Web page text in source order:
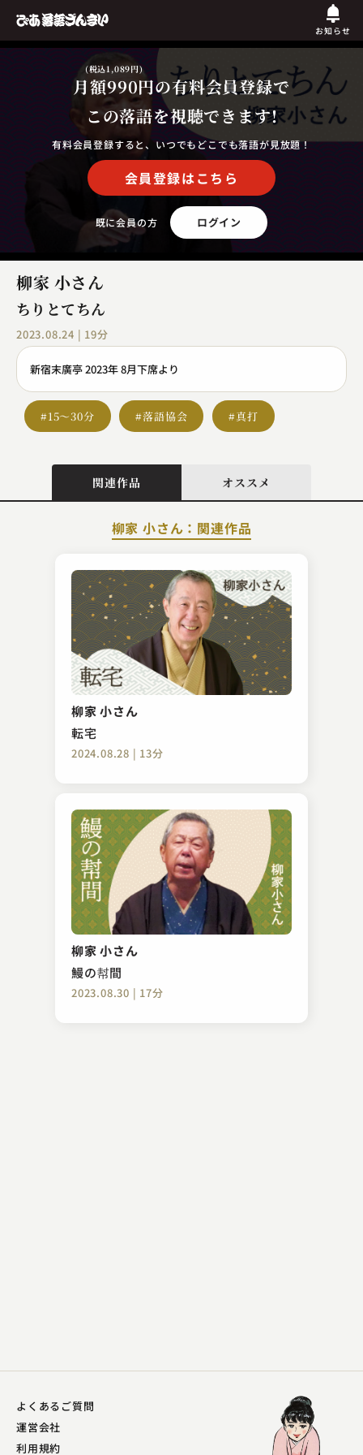
お知らせ
月額990円
(税込1,089円)
の有料会員登録で
この落語を視聴できます!
有料会員登録すると、いつでもどこでも落語が見放題！
会員登録はこちら
既に会員の方 ログイン
柳家 小さん
ちりとてちん
2023.08.24 | 19分
新宿末廣亭 2023年 8月下席より
#15～30分 #落語協会 #真打
関連作品 オススメ
柳家 小さん：関連作品
柳家 小さん
転宅
2024.08.28 | 13分
柳家 小さん
鰻の幇間
2023.08.30 | 17分
三遊亭 歌奴
掛取り・トリver.
2023.06.25 | 22分
古今亭 志ん彌
親子酒
2024.04.07 | 15分
よくあるご質問
運営会社
利用規約